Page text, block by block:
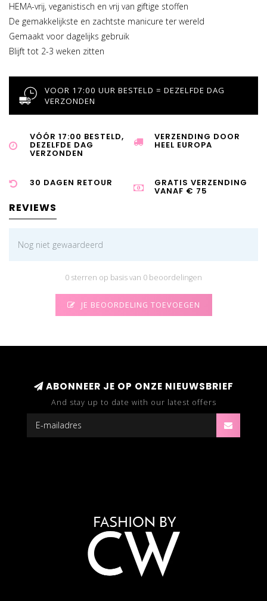
HEMA-vrij, veganistisch en vrij van giftige stoffen
De gemakkelijkste en zachtste manicure ter wereld
Gemaakt voor dagelijks gebruik
Blijft tot 2-3 weken zitten
VOOR 17:00 UUR BESTELD = DEZELFDE DAG
VERZONDEN
VÓÓR 17:00 BESTELD,
DEZELFDE DAG
VERZONDEN
VERZENDING DOOR
HEEL EUROPA
30 DAGEN RETOUR GRATIS VERZENDING
VANAF € 75
REVIEWS
Nog niet gewaardeerd
0 sterren op basis van 0 beoordelingen
JE BEOORDELING TOEVOEGEN
ABONNEER JE OP ONZE NIEUWSBRIEF
And stay up to date with our latest offers